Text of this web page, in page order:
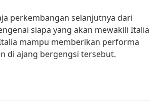
perkembangan selanjutnya dari
siapa yang akan mewakili Italia
mampu memberikan performa
di ajang bergengsi tersebut.